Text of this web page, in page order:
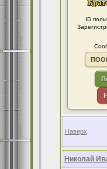
ID
Наверх
Николай